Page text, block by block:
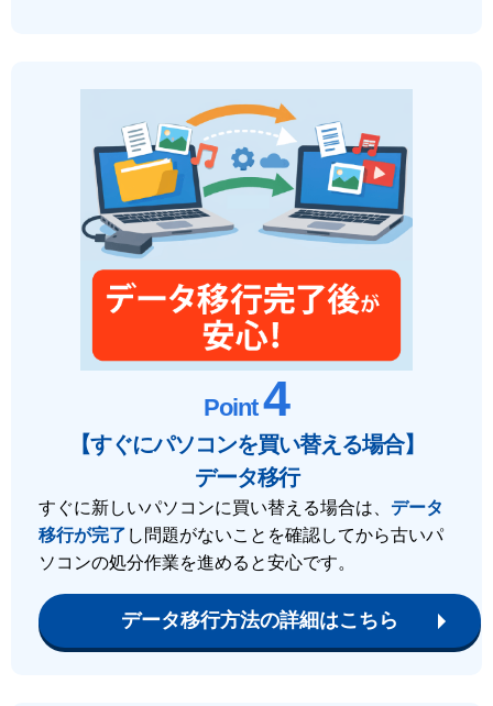
Point4
【すぐにパソコンを買い替える場合】
データ移行
すぐに新しいパソコンに買い替える場合は、 データ
移行が完了 し問題がないことを確認してから古いパ
ソコンの処分作業を進めると安心です。
データ移行方法の詳細はこちら